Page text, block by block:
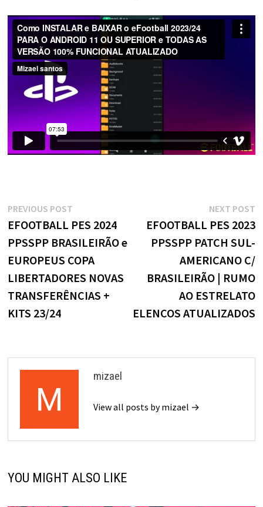
Navegação
de
Post
PREVIOUS POSTPrevious
post:
EFOOTBALL PES 2024
PPSSPP BRASILEIRÃO e
EUROPEUS COPA
LIBERTADORES NOVAS
TRANSFERÊNCIAS +
KITS 23/24
NEXT POST
EFOOTBALL PES 2023
PPSSPP PATCH SUL-
AMERICANO C/
BRASILEIRÃO | RUMO
AO ESTRELATO
ELENCOS ATUALIZADOS
mizael
View all posts by mizael →
YOU MIGHT ALSO LIKE